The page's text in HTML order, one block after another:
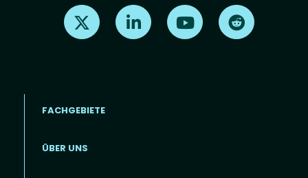
Find us on X Find us on LinkedInFind us on Youtube
Footer menu (DE)
FACHGEBIETE
ÜBER UNS